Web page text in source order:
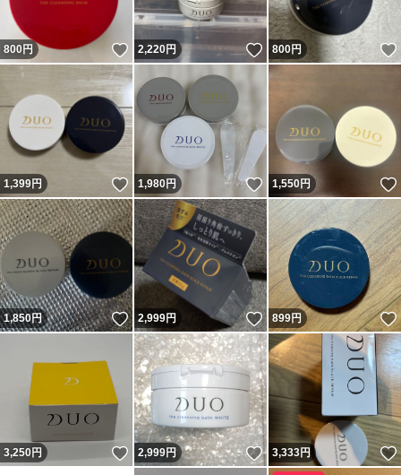
800円 いいね！
2,220円 いいね！
800円
1,399円 いいね！
1,980円 いいね！
1,550円
1,850円 いいね！
2,999円 いいね！
899円
3,250円 いいね！
2,999円 いいね！
3,333円